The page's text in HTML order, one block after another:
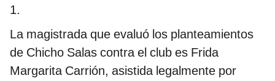
1.
La magistrada que evaluó los planteamientos
de Chicho Salas contra el club es Frida
Margarita Carrión, asistida legalmente por